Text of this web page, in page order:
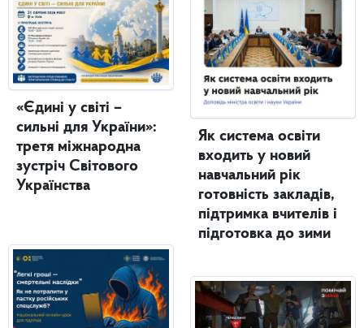
«Єдині у світі –
сильні для України»:
третя міжнародна
зустріч Світового
Українства
Як система освіти
входить у новий
навчальний рік
готовність закладів,
підтримка вчителів і
підготовка до зими